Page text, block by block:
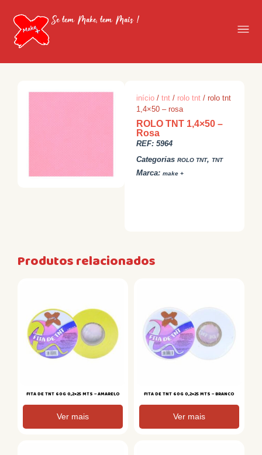
Se tem Make, tem Mais !
início /tnt / rolo tnt / rolo tnt
1,4×50 – rosa
ROLO TNT 1,4×50 –
Rosa
REF:5964
Categorias ROLO TNT,TNT
Marca:make +
Produtos relacionados
FITA DE TNT 60G 0,2×25 MTS – AMARELO
Ver mais
FITA DE TNT 60G 0,2×25 MTS – BRANCO
Ver mais